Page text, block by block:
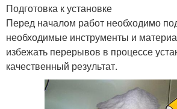
Подготовка к установке
Перед началом работ необходимо
необходимые инструменты и
избежать перерывов в процессе
качественный результат.